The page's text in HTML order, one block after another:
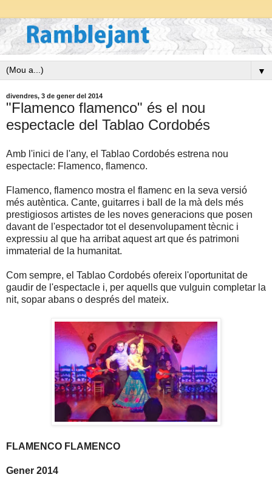
▼
divendres, 3 de gener del 2014
"Flamenco flamenco" és el nou
espectacle del Tablao Cordobés
Amb l'inici de l'any, el Tablao Cordobés estrena nou
espectacle: Flamenco, flamenco.
Flamenco, flamenco mostra el flamenc en la seva versió
més autèntica. Cante, guitarres i ball de la mà dels més
prestigiosos artistes de les noves generacions que posen
davant de l'espectador tot el desenvolupament tècnic i
expressiu al que ha arribat aquest art que és patrimoni
immaterial de la humanitat.
Com sempre, el Tablao Cordobés ofereix l'oportunitat de
gaudir de l'espectacle i, per aquells que vulguin completar la
nit, sopar abans o després del mateix.
FLAMENCO FLAMENCO
Gener 2014